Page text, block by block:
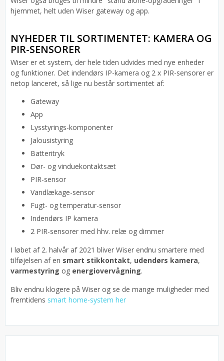
hjemmet, helt uden Wiser gateway og app.
NYHEDER TIL SORTIMENTET: KAMERA OG
PIR-SENSORER
Wiser er et system, der hele tiden udvides med nye enheder
og funktioner. Det indendørs IP-kamera og 2 x PIR-sensorer er
netop lanceret, så lige nu består sortimentet af:
Gateway
App
Lysstyrings-komponenter
Jalousistyring
Batteritryk
Dør- og vinduekontaktsæt
PIR-sensor
Vandlækage-sensor
Fugt- og temperatur-sensor
Indendørs IP kamera
2 PIR-sensorer med hhv. relæ og dimmer
I løbet af 2. halvår af 2021 bliver Wiser endnu smartere med
tilføjelsen af en smart stikkontakt, udendørs kamera,
varmestyring og energiovervågning.
Bliv endnu klogere på Wiser og se de mange muligheder med
fremtidens smart home-system her